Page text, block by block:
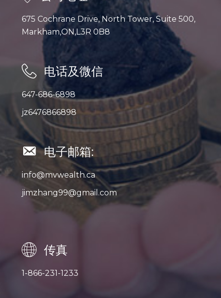
675 Cochrane Drive, North Tower, Suite 500,
Markham,ON,L3R 0B8
电话及微信
647-686-6898
jz6476866898
电子邮箱:
info@mvwealth.ca
jimzhang99@gmail.com
传真
1-866-231-1233